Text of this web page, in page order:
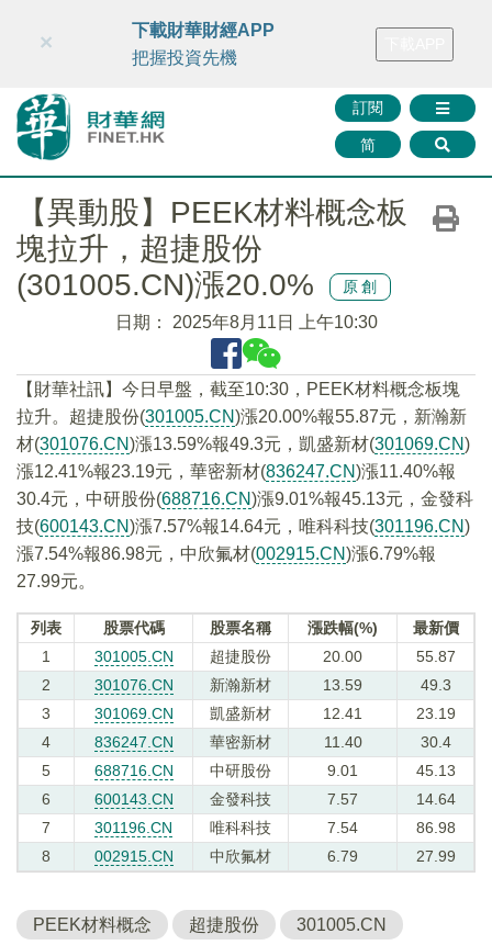
財華智庫網 FINTV FINMETA 財華證券 媒體矩陣
訂閱
简
×
下載財華財經APP
把握投資先機
【異動股】PEEK材料概念板
塊拉升，超捷股份
(301005.CN)漲20.0%
原創
日期： 2025年8月11日 上午10:30
【財華社訊】今日早盤，截至10:30，PEEK材料概念板塊
拉升。超捷股份(301005.CN)漲20.00%報55.87元，新瀚新
材(301076.CN)漲13.59%報49.3元，凱盛新材(301069.CN)
漲12.41%報23.19元，華密新材(836247.CN)漲11.40%報
30.4元，中研股份(688716.CN)漲9.01%報45.13元，金發科
技(600143.CN)漲7.57%報14.64元，唯科科技(301196.CN)
漲7.54%報86.98元，中欣氟材(002915.CN)漲6.79%報
27.99元。
列表 股票代碼 股票名稱 漲跌幅(%)
最新價
1
301005.CN 超捷股份 20.00
55.87
2
301076.CN 新瀚新材 13.59
49.3
3
301069.CN 凱盛新材 12.41
23.19
4
836247.CN 華密新材 11.40
30.4
5
688716.CN 中研股份 9.01
45.13
6
600143.CN 金發科技 7.57
14.64
7
301196.CN 唯科科技 7.54
86.98
8
002915.CN 中欣氟材 6.79 27.99
PEEK材料概念 超捷股份 301005.CN